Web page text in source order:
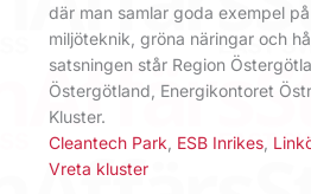
där man samlar goda exempel
miljöteknik, gröna näringar och
satsningen står Region
Östergötland, Energikontoret
Kluster.
Cleantech Park ESB Inrikes
Vreta kluster